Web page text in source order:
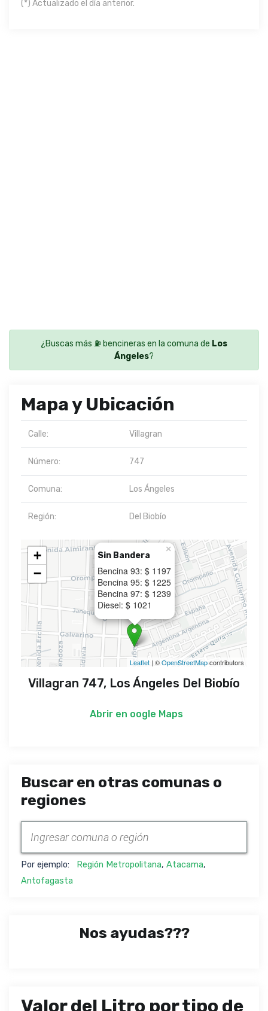
(*) Actualizado el día anterior.
¿Buscas más ⛽ bencineras en la comuna de Los
Ángeles?
Mapa y Ubicación
Calle: Villagran
Número: 747
Comuna: Los Ángeles
Región: Del Biobío
Sin Bandera
Bencina 93: $ 1197
Bencina 95: $ 1225
Bencina 97: $ 1239
Diesel: $ 1021
×
+
−
Leaflet | ©OpenStreetMapcontributors
Villagran 747, Los Ángeles Del Biobío
Abrir en oogle Maps
Buscar en otras comunas o
regiones
Por ejemplo: Región Metropolitana, Atacama,
Antofagasta
Nos ayudas???
Valor del Litro por tipo de